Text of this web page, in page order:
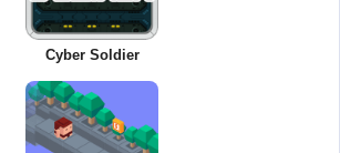
Cyber Soldier